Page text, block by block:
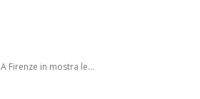
A Firenze in mostra le...